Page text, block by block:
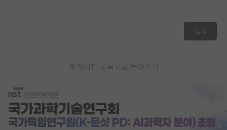
등록
게시판 목록으로 돌아가기